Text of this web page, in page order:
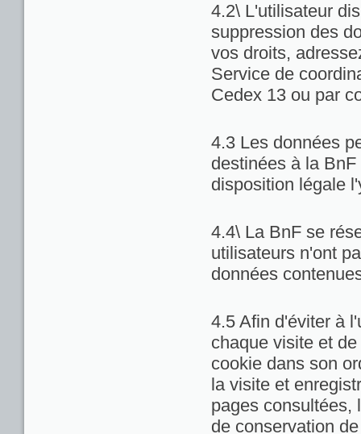
4.2\ L'utilisateur
suppression des
vos droits,
Service de
Cedex 13 ou par
4.3 Les données
destinées à la
disposition légale
4.4\ La BnF se
utilisateurs n'ont
données
4.5 Afin d'éviter à
chaque visite et
cookie dans son
la visite et
pages consultées,
de conservation